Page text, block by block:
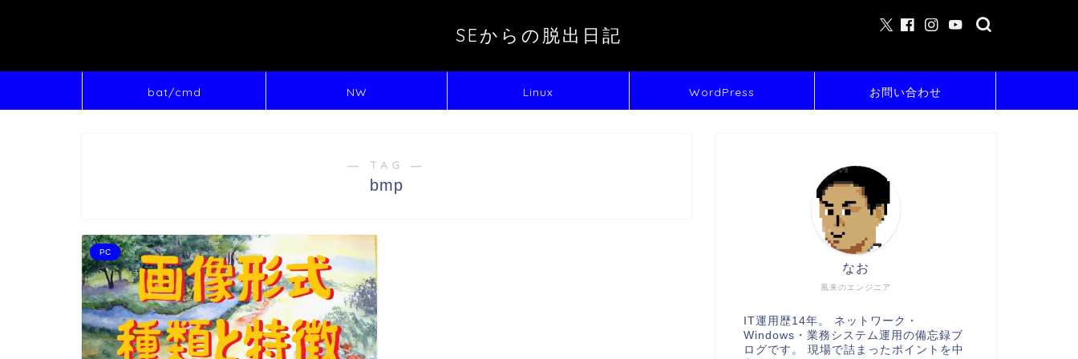
SEからの脱出日記
bat/cmd NW Linux WordPress お問い合わせ
― TAG ―
bmp
PC
風来のエンジニア
なお
IT運用歴14年。 ネットワーク・
Windows・業務システム運用の備忘録ブ
ログです。 現場で詰まったポイントを中